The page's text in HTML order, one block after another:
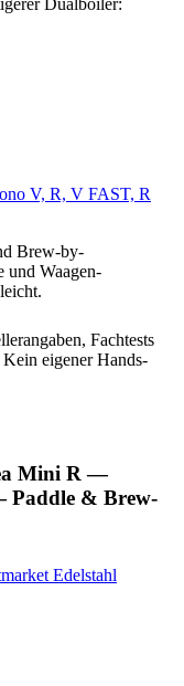
V, R, V FAST, R
Brew-by-
Waagen-
Fachtests
eigener Hands-
Mini R —
Paddle & Brew-
Edelstahl